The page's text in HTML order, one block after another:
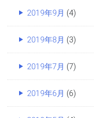
2019年9月 (4)
2019年8月 (3)
2019年7月 (7)
2019年6月 (6)